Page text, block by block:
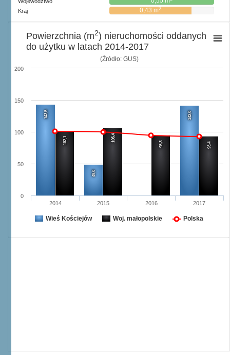
Kraj 0,43 m2
(Źródło: GUS)
143,5
49,0
142,0
102,1 106,4
95,3 93,4
2014 2015 2016 2017
0
50
100
150
200
Powierzchnia (m2) nieruchomości oddanych
do użytku w latach 2014-2017
Wieś Kościejów Woj. małopolskie Polska